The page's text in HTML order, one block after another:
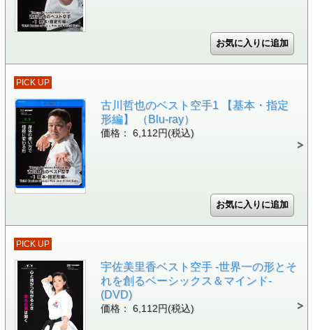
PICK UP
古川哲也のベスト空手1 【基本・指定
形編】 （Blu-ray）
価格： 6,112円(税込)
PICK UP
宇佐美里香ベスト空手 -世界一の形とそ
れを創るベーシックス＆マインド-
(DVD)
価格： 6,112円(税込)